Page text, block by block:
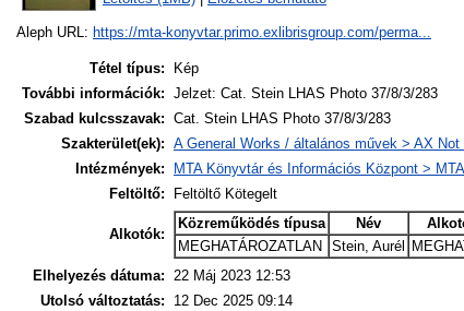
Aleph URL: https://mta-konyvtar.primo.exlibrisgroup.com/perma...
Tétel típus:
Kép
További információk: Jelzet: Cat. Stein LHAS Photo 37/8/3/283
Szabad kulcsszavak: Cat. Stein LHAS Photo 37/8/3/283
Szakterület(ek): A General Works / általános művek > AX
Intézmények:
MTA Könyvtár és Információs Központ >
Feltöltő:
Feltöltő Kötegelt
Alkotók:
Közreműködés típusa Név
MEGHATÁROZATLAN
Stein, Aurél
Elhelyezés dátuma: 22 Máj 2023 12:53
Utolsó változtatás:
12 Dec 2025 09:14